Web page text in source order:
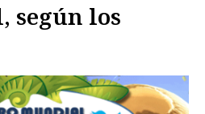
según los